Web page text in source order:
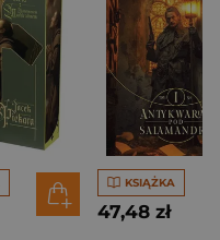
KSIĄŻKA
47,48 zł